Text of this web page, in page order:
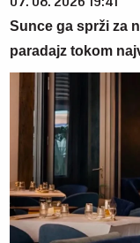
Sunce ga sprži za
paradajz tokom